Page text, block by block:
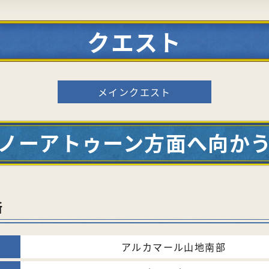
クエスト
メインクエスト
ーアトゥーン方面へ向か
アルカマール山地南部